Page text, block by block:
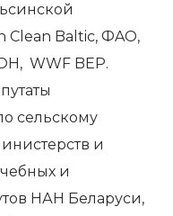
Clean Baltic, ФAO,
WWF BEP.
сельскому
и
и
НАН Беларуси,